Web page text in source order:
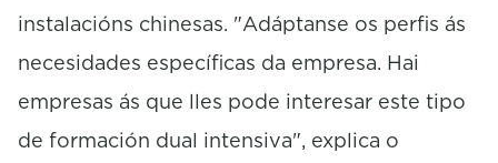
instalacións chinesas. "Adáptanse os perfis ás
necesidades específicas da empresa. Hai
empresas ás que lles pode interesar este tipo
de formación dual intensiva", explica o